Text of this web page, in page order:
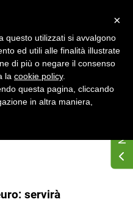
servirà
×
questo utilizzati si avvalgono
ed utili alle finalità illustrate
di più o negare il consenso
la cookie policy.
questa pagina, cliccando
in altra maniera,